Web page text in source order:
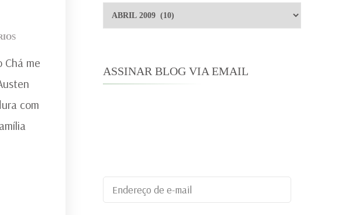
EM
AUSTEN
A
FAMÍLIA
PERSUASÃO
Chá me
com
Arquivos
ASSINAR BLOG VIA EMAIL
Endereço
de